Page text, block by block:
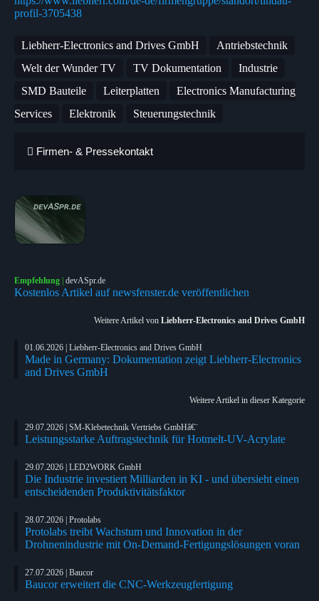
profil-3705438
Liebherr-Electronics and Drives GmbH
Antriebstechnik
Welt der Wunder TV
TV Dokumentation
Industrie
SMD Bauteile
Leiterplatten
Electronics Manufacturing
Services
Elektronik Steuerungstechnik
Firmen- & Pressekontakt
Empfehlung devASpr.de
Kostenlos Artikel auf newsfenster.de veröffentlichen
Weitere Artikel von Liebherr-Electronics and Drives GmbH
01.06.2026 | Liebherr-Electronics and Drives GmbH
Made in Germany: Dokumentation zeigt Liebherr-Electronics
and Drives GmbH
Weitere Artikel in dieser Kategorie
29.07.2026 | SM-Klebetechnik Vertriebs GmbHâ€¨
Leistungsstarke Auftragstechnik für Hotmelt-UV-Acrylate
29.07.2026 | LED2WORK GmbH
Die Industrie investiert Milliarden in KI - und übersieht einen
entscheidenden Produktivitätsfaktor
28.07.2026 | Protolabs
Protolabs treibt Wachstum und Innovation in der
Drohnenindustrie mit On-Demand-Fertigungslösungen voran
27.07.2026 | Baucor
Baucor erweitert die CNC-Werkzeugfertigung